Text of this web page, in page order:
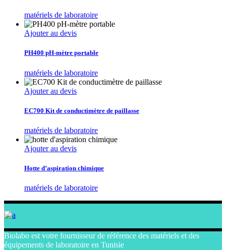
matériels de laboratoire
Ajouter au devis
PH400 pH-mètre portable
matériels de laboratoire
Ajouter au devis
EC700 Kit de conductimètre de paillasse
matériels de laboratoire
Ajouter au devis
Hotte d’aspiration chimique
matériels de laboratoire
Biolabo est votre fournisseur de référence des matériels et des
équipements de laboratoire en Tunisie